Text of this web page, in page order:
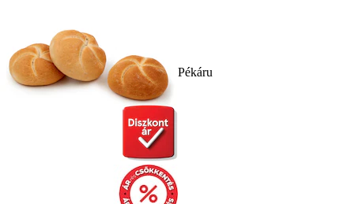
Pékáru